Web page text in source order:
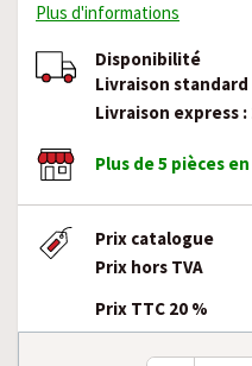
Plus d'informations
Disponibilité
Livraison
Livraison express
Plus de 5 pièces
Prix catalogue
Prix hors TVA
Prix TTC 20 %